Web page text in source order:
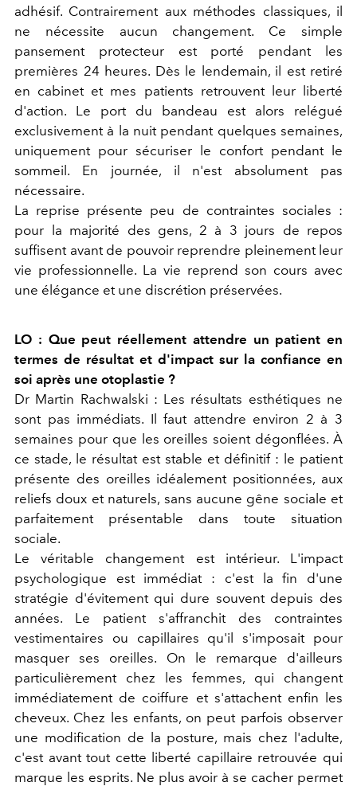
adhésif. Contrairement aux méthodes classiques, il
ne nécessite aucun changement. Ce simple
pansement protecteur est porté pendant les
premières 24 heures. Dès le lendemain, il est retiré
en cabinet et mes patients retrouvent leur liberté
d'action. Le port du bandeau est alors relégué
exclusivement à la nuit pendant quelques semaines,
uniquement pour sécuriser le confort pendant le
sommeil. En journée, il n'est absolument pas
nécessaire.
La reprise présente peu de contraintes sociales :
pour la majorité des gens, 2 à 3 jours de repos
suffisent avant de pouvoir reprendre pleinement leur
vie professionnelle. La vie reprend son cours avec
une élégance et une discrétion préservées.
LO : Que peut réellement attendre un patient en
termes de résultat et d'impact sur la confiance en
soi après une otoplastie ?
Dr Martin Rachwalski : Les résultats esthétiques ne
sont pas immédiats. Il faut attendre environ 2 à 3
semaines pour que les oreilles soient dégonflées. À
ce stade, le résultat est stable et définitif : le patient
présente des oreilles idéalement positionnées, aux
reliefs doux et naturels, sans aucune gêne sociale et
parfaitement présentable dans toute situation
sociale.
Le véritable changement est intérieur. L'impact
psychologique est immédiat : c'est la fin d'une
stratégie d'évitement qui dure souvent depuis des
années. Le patient s'affranchit des contraintes
vestimentaires ou capillaires qu'il s'imposait pour
masquer ses oreilles. On le remarque d'ailleurs
particulièrement chez les femmes, qui changent
immédiatement de coiffure et s'attachent enfin les
cheveux. Chez les enfants, on peut parfois observer
une modification de la posture, mais chez l'adulte,
c'est avant tout cette liberté capillaire retrouvée qui
marque les esprits. Ne plus avoir à se cacher permet